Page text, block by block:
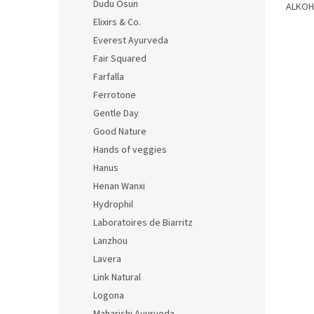
Dudu Osun
Elixirs & Co.
Everest Ayurveda
Fair Squared
Farfalla
Ferrotone
Gentle Day
Good Nature
Hands of veggies
Hanus
Henan Wanxi
Hydrophil
Laboratoires de Biarritz
Lanzhou
Lavera
Link Natural
Logona